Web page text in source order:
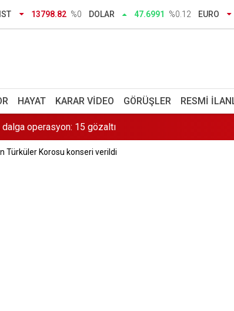
13798.82 %0 DOLAR 47.6991 %0.12 EURO
HAYAT KARAR VIDEO GÖRÜŞLER RESMI
8 gözaltı
destekli "erken müdahale" modeli: Pilot bölge
operasyon: 15 gözaltı
30 bin personel alınacak
maddelik Çerçeve Yasa teklifini görüşüyor
Türküler Korosu konseri verildi